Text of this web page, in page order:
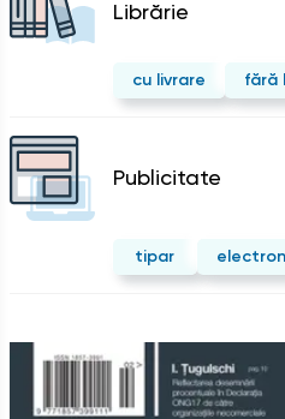
Librărie
cu livrare fără
Publicitate
tipar